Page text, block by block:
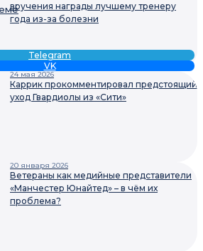
Telegram
VK
вручения награды лучшему тренеру
года из-за болезни
24 мая 2026
Каррик прокомментировал предстоящий
уход Гвардиолы из «Сити»
20 января 2026
Ветераны как медийные представители
«Манчестер Юнайтед» – в чём их
проблема?